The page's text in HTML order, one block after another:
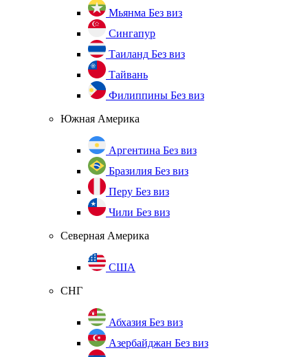
Мьянма Без виз
Сингапур
Таиланд Без виз
Тайвань
Филиппины Без виз
Южная Америка
Аргентина Без виз
Бразилия Без виз
Перу Без виз
Чили Без виз
Северная Америка
США
СНГ
Абхазия Без виз
Азербайджан Без виз